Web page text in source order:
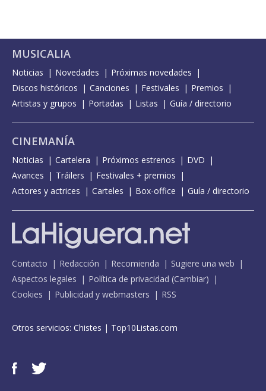
MUSICALIA
Noticias Novedades
Próximas novedades
Discos históricos
Canciones Festivales
Premios
Artistas y grupos
Portadas Listas Guía / directorio
CINEMANÍA
Noticias Cartelera Próximos estrenos
DVD
Avances
Tráilers
Festivales + premios
Actores y actrices
Carteles Box-office Guía / directorio
Contacto Redacción Recomienda
Sugiere una web
Aspectos legales
Política de privacidad (Cambiar)
Cookies
Publicidad y webmasters RSS
Otros servicios: Chistes | Top10Listas.com